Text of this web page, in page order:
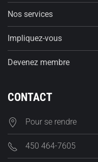
Nos services
Impliquez-vous
Devenez membre
CONTACT
Pour se rendre
450 464-7605